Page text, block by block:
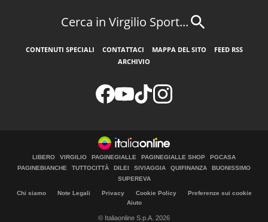
Cerca in Virgilio Sport...
CONTENUTI SPECIALI CONTATTACI MAPPA DEL SITO
FEED RSS
ARCHIVIO
LIBERO VIRGILIO PAGINEGIALLE PAGINEGIALLE SHOP
PGCASA
PAGINEBIANCHE
TUTTOCITTÀ DILEI SIVIAGGIA QUIFINANZA
BUONISSIMO
SUPEREVA
Chi siamo Note Legali Privacy Cookie Policy
Preferenze sui cookie
Aiuto
© Italiaonline S.p.A. 2026